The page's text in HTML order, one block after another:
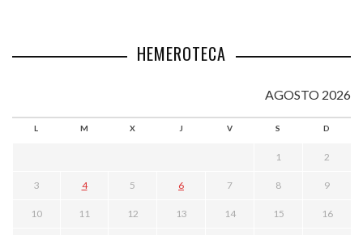
HEMEROTECA
AGOSTO 2026
L M X J V S D
1 2
3 4 5 6 7 8 9
10 11 12 13 14 15 16